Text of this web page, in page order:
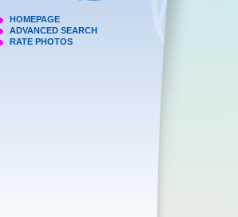
HOMEPAGE
ADVANCED SEARCH
RATE PHOTOS